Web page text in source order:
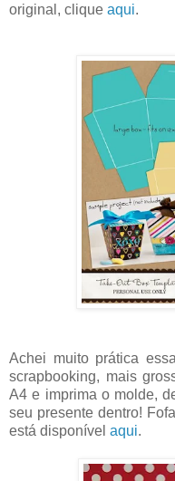
original, clique aqui.
Achei muito prática
scrapbooking, mais
A4 e imprima o molde,
seu presente dentro!
está disponível aqui.